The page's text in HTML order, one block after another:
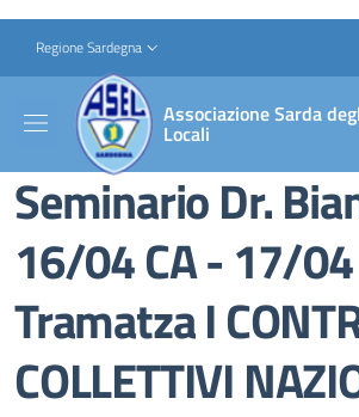
Slim top
Regione Sardegna
Associazione Sarda
Locali
Seminario Dr.
16/04 CA - 17/04
Tramatza I
COLLETTIVI